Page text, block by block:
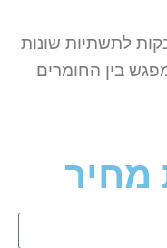
לתשתיות שונות
בין החומרים
מחיר